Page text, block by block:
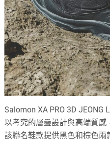
Salomon XA PRO 3D JEONG
以考究的層疊設計與高端質感
該聯名鞋款提供黑色和棕色